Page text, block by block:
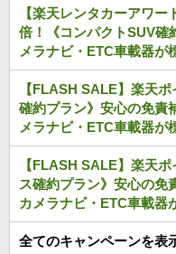
【楽天レンタカーアワ
倍！《コンパクトSUV
メラナビ・ETC車載器が
【FLASH SALE】楽天
確約プラン》安心の免責
メラナビ・ETC車載器が
【FLASH SALE】楽天
ス確約プラン》安心の免
カメラナビ・ETC車載器
全てのキャンペーンを表